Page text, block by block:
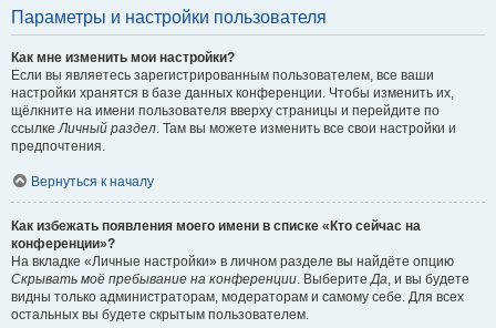
Параметры и настройки пользователя
Как мне изменить мои настройки?
Если вы являетесь зарегистрированным пользователем, все ваши
настройки хранятся в базе данных конференции. Чтобы изменить их,
щёлкните на имени пользователя вверху страницы и перейдите по
ссылкеЛичный раздел. Там вы можете изменить все свои настройки и
предпочтения.
Вернуться к началу
Как избежать появления моего имени в списке «Кто сейчас на
конференции»?
На вкладке «Личные настройки» в личном разделе вы найдёте опцию
Скрывать моё пребывание на конференции. ВыберитеДа, и вы будете
видны только администраторам, модераторам и самому себе. Для всех
остальных вы будете скрытым пользователем.